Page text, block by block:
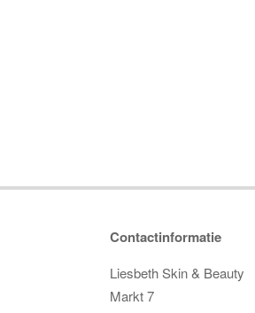
Contactinformatie
Liesbeth Skin & Beauty
Markt 7